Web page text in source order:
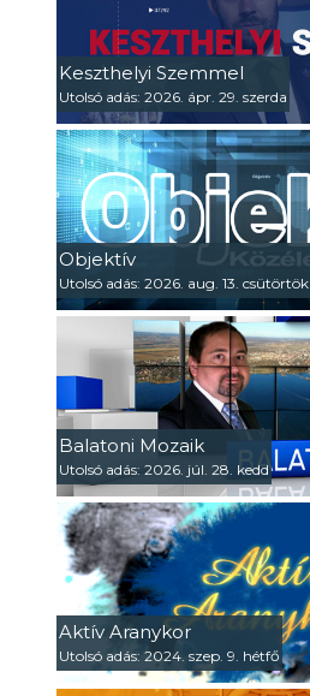
Keszthelyi Szemmel
Utolsó adás: 2026. ápr. 29. szerda
Objektív
Utolsó adás: 2026. aug. 13. csütörtök
Balatoni Mozaik
Utolsó adás: 2026. júl. 28. kedd
Aktív Aranykor
Utolsó adás: 2024. szep. 9. hétfő